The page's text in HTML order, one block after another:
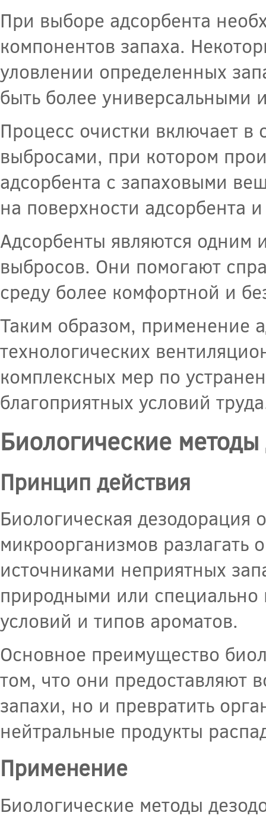
При выборе адсорбента
компонентов запаха.
уловлении определенных
быть более универсальными
Процесс очистки включает в
выбросами, при котором
адсорбента с запаховыми
на поверхности адсорбента
Адсорбенты являются одним
выбросов. Они помогают
среду более комфортной и
Таким образом, применение
технологических
комплексных мер по
благоприятных условий
Биологические
Принцип действия
Биологическая дезодорация
микроорганизмов разлагать
источниками неприятных
природными или
условий и типов ароматов.
Основное преимущество
том, что они предоставляют
запахи, но и превратить
нейтральные продукты
Применение
Биологические методы